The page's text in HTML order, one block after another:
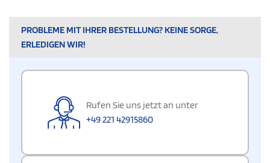
PROBLEME MIT IHRER BESTELLUNG? KEINE SORGE,
ERLEDIGEN WIR!
Rufen Sie uns jetzt an unter
+49 221 42915860